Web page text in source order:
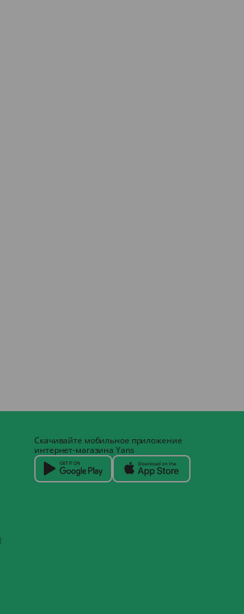
Скачивайте мобильное приложение
интернет-магазина Yans